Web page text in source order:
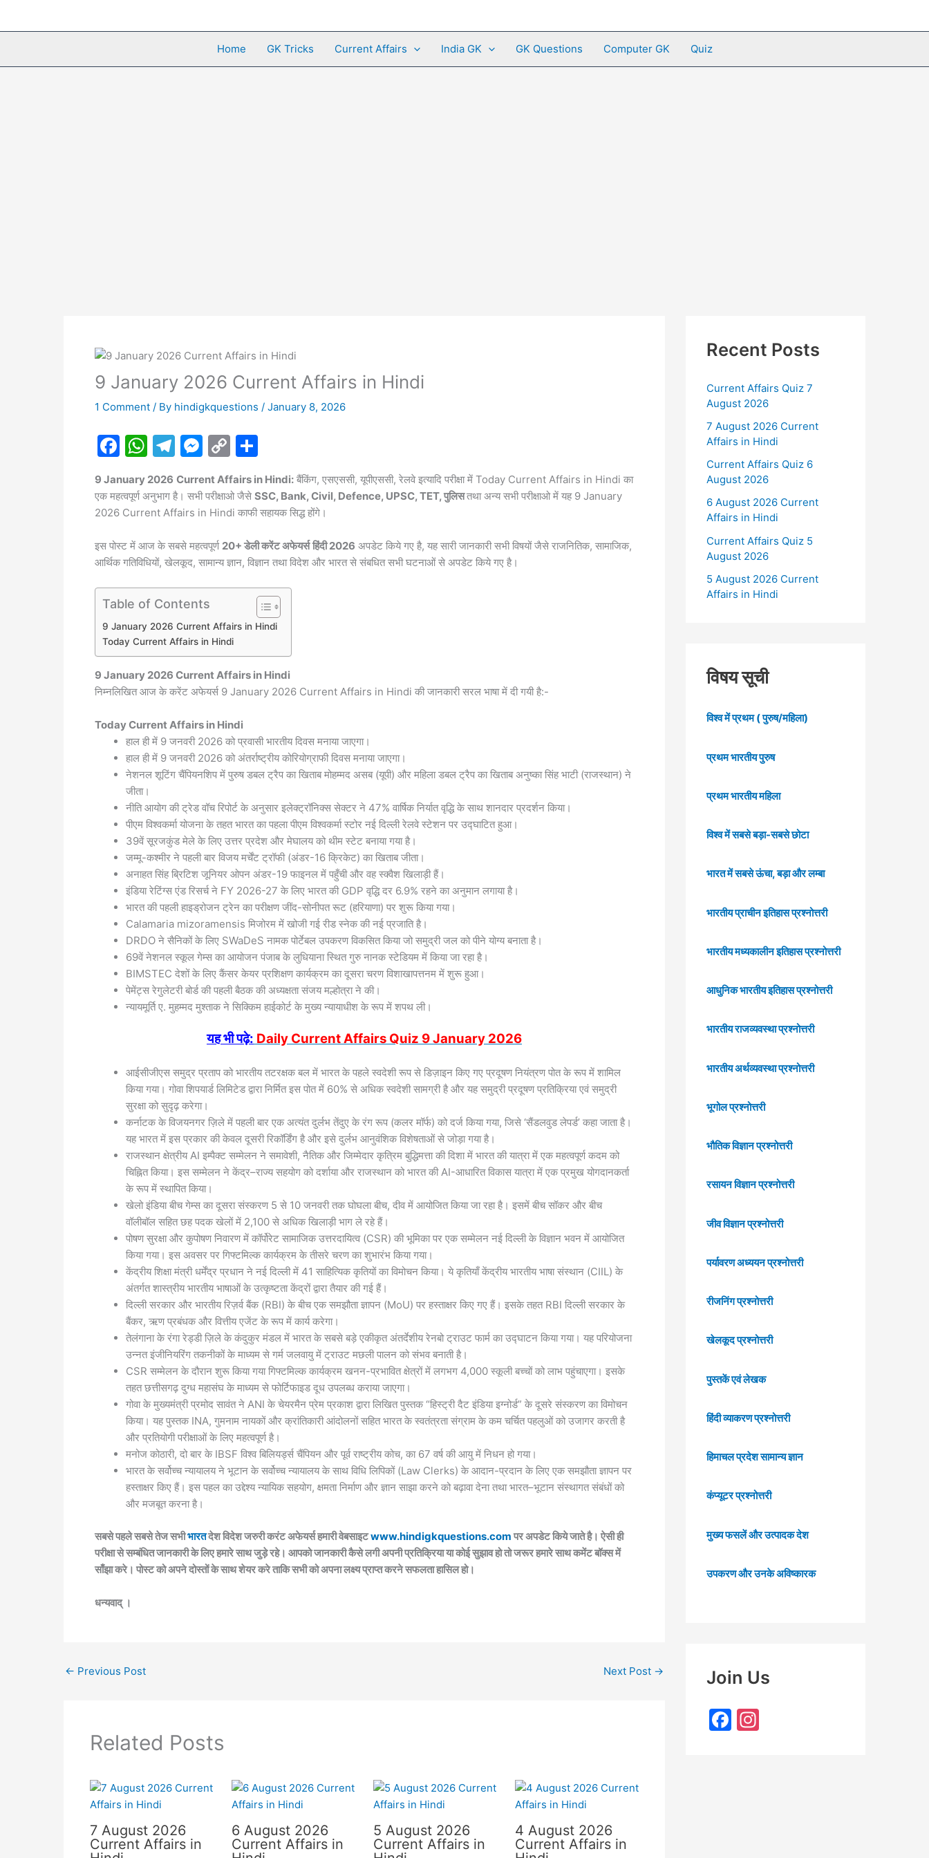
Home GK Tricks Current Affairs India GK GK Questions Computer GK Quiz
9 January 2026 Current Affairs in Hindi
1 Comment / By hindigkquestions / January 8, 2026
F
c
e
b
o
k
W
at
s
A
p
T
e
gr
a
m
M
s
s
n
er
C
o
p
y
Li
n
ar
e
9 January 2026 Current Affairs in Hindi: बैंकिंग, एसएससी, यूपीएससी, रेलवे इत्यादि परीक्षा में Today Current Affairs in Hindi का
एक महत्वपूर्ण अनुभाग है। सभी परीक्षाओ जैसे SSC, Bank, Civil, Defence, UPSC, TET, पुलिसतथा अन्य सभी परीक्षाओ में यह 9 January
2026 Current Affairs in Hindi काफी सहायक सिद्ध होंगे।
इस पोस्ट में आज के सबसे महत्वपूर्ण 20+ डेली करेंट अफेयर्स हिंदी 2026 अपडेट किये गए है, यह सारी जानकारी सभी विषयों जैसे राजनितिक, सामाजिक,
आर्थिक गतिविधियों, खेलकूद, सामान्य ज्ञान, विज्ञान तथा विदेश और भारत से संबधित सभी घटनाओं से अपडेट किये गए है।
Table of Contents
9 January 2026 Current Affairs in Hindi
Today Current Affairs in Hindi
9 January 2026 Current Affairs in Hindi
निम्नलिखित आज के करेंट अफेयर्स 9 January 2026 Current Affairs in Hindi की जानकारी सरल भाषा में दी गयी है:-
TodayCurrent Affairs in Hindi
हाल ही में 9 जनवरी 2026 को प्रवासी भारतीय दिवस मनाया जाएगा।
हाल ही में 9 जनवरी 2026 को अंतर्राष्ट्रीय कोरियोग्राफी दिवस मनाया जाएगा।
नेशनल शूटिंग चैंपियनशिप में पुरुष डबल ट्रैप का खिताब मोहम्मद असब (यूपी) और महिला डबल ट्रैप का खिताब अनुष्का सिंह भाटी (राजस्थान) ने
जीता।
नीति आयोग की ट्रेड वॉच रिपोर्ट के अनुसार इलेक्ट्रॉनिक्स सेक्टर ने 47% वार्षिक निर्यात वृद्धि के साथ शानदार प्रदर्शन किया।
पीएम विश्वकर्मा योजना के तहत भारत का पहला पीएम विश्वकर्मा स्टोर नई दिल्ली रेलवे स्टेशन पर उद्घाटित हुआ।
39वें सूरजकुंड मेले के लिए उत्तर प्रदेश और मेघालय को थीम स्टेट बनाया गया है।
जम्मू-कश्मीर ने पहली बार विजय मर्चेंट ट्रॉफी (अंडर-16 क्रिकेट) का खिताब जीता।
अनाहत सिंह ब्रिटिश जूनियर ओपन अंडर-19 फाइनल में पहुँची और वह स्क्वैश खिलाड़ी हैं।
इंडिया रेटिंग्स एंड रिसर्च ने FY 2026-27 के लिए भारत की GDP वृद्धि दर 6.9% रहने का अनुमान लगाया है।
भारत की पहली हाइड्रोजन ट्रेन का परीक्षण जींद-सोनीपत रूट (हरियाणा) पर शुरू किया गया।
Calamaria mizoramensis मिजोरम में खोजी गई रीड स्नेक की नई प्रजाति है।
DRDO ने सैनिकों के लिए SWaDeS नामक पोर्टेबल उपकरण विकसित किया जो समुद्री जल को पीने योग्य बनाता है।
69वें नेशनल स्कूल गेम्स का आयोजन पंजाब के लुधियाना स्थित गुरु नानक स्टेडियम में किया जा रहा है।
BIMSTEC देशों के लिए कैंसर केयर प्रशिक्षण कार्यक्रम का दूसरा चरण विशाखापत्तनम में शुरू हुआ।
पेमेंट्स रेगुलेटरी बोर्ड की पहली बैठक की अध्यक्षता संजय मल्होत्रा ने की।
न्यायमूर्ति ए. मुहम्मद मुश्ताक ने सिक्किम हाईकोर्ट के मुख्य न्यायाधीश के रूप में शपथ ली।
यह भी पढ़े: Daily Current Affairs Quiz 9 January 2026
आईसीजीएस समुद्र प्रताप को भारतीय तटरक्षक बल में भारत के पहले स्वदेशी रूप से डिज़ाइन किए गए प्रदूषण नियंत्रण पोत के रूप में शामिल
किया गया। गोवा शिपयार्ड लिमिटेड द्वारा निर्मित इस पोत में 60% से अधिक स्वदेशी सामग्री है और यह समुद्री प्रदूषण प्रतिक्रिया एवं समुद्री
सुरक्षा को सुदृढ़ करेगा।
कर्नाटक के विजयनगर ज़िले में पहली बार एक अत्यंत दुर्लभ तेंदुए के रंग रूप (कलर मॉर्फ) को दर्ज किया गया, जिसे ‘सैंडलवुड लेपर्ड’ कहा जाता है।
यह भारत में इस प्रकार की केवल दूसरी रिकॉर्डिंग है और इसे दुर्लभ आनुवंशिक विशेषताओं से जोड़ा गया है।
राजस्थान क्षेत्रीय AI इम्पैक्ट सम्मेलन ने समावेशी, नैतिक और जिम्मेदार कृत्रिम बुद्धिमत्ता की दिशा में भारत की यात्रा में एक महत्वपूर्ण कदम को
चिह्नित किया। इस सम्मेलन ने केंद्र–राज्य सहयोग को दर्शाया और राजस्थान को भारत की AI-आधारित विकास यात्रा में एक प्रमुख योगदानकर्ता
के रूप में स्थापित किया।
खेलो इंडिया बीच गेम्स का दूसरा संस्करण 5 से 10 जनवरी तक घोघला बीच, दीव में आयोजित किया जा रहा है। इसमें बीच सॉकर और बीच
वॉलीबॉल सहित छह पदक खेलों में 2,100 से अधिक खिलाड़ी भाग ले रहे हैं।
पोषण सुरक्षा और कुपोषण निवारण में कॉर्पोरेट सामाजिक उत्तरदायित्व (CSR) की भूमिका पर एक सम्मेलन नई दिल्ली के विज्ञान भवन में आयोजित
किया गया। इस अवसर पर गिफ्टमिल्क कार्यक्रम के तीसरे चरण का शुभारंभ किया गया।
केंद्रीय शिक्षा मंत्री धर्मेंद्र प्रधान ने नई दिल्ली में 41 साहित्यिक कृतियों का विमोचन किया। ये कृतियाँ केंद्रीय भारतीय भाषा संस्थान (CIIL) के
अंतर्गत शास्त्रीय भारतीय भाषाओं के उत्कृष्टता केंद्रों द्वारा तैयार की गई हैं।
दिल्ली सरकार और भारतीय रिज़र्व बैंक (RBI) के बीच एक समझौता ज्ञापन (MoU) पर हस्ताक्षर किए गए हैं। इसके तहत RBI दिल्ली सरकार के
बैंकर, ऋण प्रबंधक और वित्तीय एजेंट के रूप में कार्य करेगा।
तेलंगाना के रंगा रेड्डी ज़िले के कंदुकुर मंडल में भारत के सबसे बड़े एकीकृत अंतर्देशीय रेनबो ट्राउट फार्म का उद्घाटन किया गया। यह परियोजना
उन्नत इंजीनियरिंग तकनीकों के माध्यम से गर्म जलवायु में ट्राउट मछली पालन को संभव बनाती है।
CSR सम्मेलन के दौरान शुरू किया गया गिफ्टमिल्क कार्यक्रम खनन-प्रभावित क्षेत्रों में लगभग 4,000 स्कूली बच्चों को लाभ पहुंचाएगा। इसके
तहत छत्तीसगढ़ दुग्ध महासंघ के माध्यम से फोर्टिफाइड दूध उपलब्ध कराया जाएगा।
गोवा के मुख्यमंत्री प्रमोद सावंत ने ANI के चेयरमैन प्रेम प्रकाश द्वारा लिखित पुस्तक “हिस्ट्री दैट इंडिया इग्नोर्ड” के दूसरे संस्करण का विमोचन
किया। यह पुस्तक INA, गुमनाम नायकों और क्रांतिकारी आंदोलनों सहित भारत के स्वतंत्रता संग्राम के कम चर्चित पहलुओं को उजागर करती है
और प्रतियोगी परीक्षाओं के लिए महत्वपूर्ण है।
मनोज कोठारी, दो बार के IBSF विश्व बिलियर्ड्स चैंपियन और पूर्व राष्ट्रीय कोच, का 67 वर्ष की आयु में निधन हो गया।
भारत के सर्वोच्च न्यायालय ने भूटान के सर्वोच्च न्यायालय के साथ विधि लिपिकों (Law Clerks) के आदान-प्रदान के लिए एक समझौता ज्ञापन पर
हस्ताक्षर किए हैं। इस पहल का उद्देश्य न्यायिक सहयोग, क्षमता निर्माण और ज्ञान साझा करने को बढ़ावा देना तथा भारत–भूटान संस्थागत संबंधों को
और मजबूत करना है।
सबसे पहले सबसे तेज सभीभारतदेश विदेश जरुरी करंट अफेयर्स हमारी वेबसाइटwww.hindigkquestions.com पर अपडेट किये जाते है। ऐसी ही
परीक्षा से सम्बंधित जानकारी के लिए हमारे साथ जुड़े रहे। आपको जानकारी कैसे लगी अपनी प्रतिक्रिया या कोई सुझाव हो तो जरूर हमारे साथ कमेंट बॉक्स में
साँझा करे। पोस्ट को अपने दोस्तों के साथ शेयर करे ताकि सभी को अपना लक्ष्य प्राप्त करने सफलता हासिल हो।
धन्यवाद् ।
← Previous Post Next Post →
Related Posts
7 August 2026
Current Affairs in
6 August 2026
Current Affairs in
5 August 2026
Current Affairs in
4 August 2026
Current Affairs in
Recent Posts
Current Affairs Quiz 7
August 2026
7 August 2026 Current
Affairs in Hindi
Current Affairs Quiz 6
August 2026
6 August 2026 Current
Affairs in Hindi
Current Affairs Quiz 5
August 2026
5 August 2026 Current
Affairs in Hindi
विषय सूची
विश्व में प्रथम ( पुरुष/महिला)
प्रथम भारतीय पुरुष
प्रथम भारतीय महिला
विश्व में सबसे बड़ा-सबसे छोटा
भारत में सबसे ऊंचा, बड़ा और लम्बा
भारतीय प्राचीन इतिहास प्रश्नोत्तरी
भारतीय मध्यकालीन इतिहास प्रश्नोत्तरी
आधुनिक भारतीय इतिहास प्रश्नोत्तरी
भारतीय राजव्यवस्था प्रश्नोत्तरी
भारतीय अर्थव्यवस्था प्रश्नोत्तरी
भूगोल प्रश्नोत्तरी
भौतिक विज्ञान प्रश्नोत्तरी
रसायन विज्ञान प्रश्नोत्तरी
जीव विज्ञान प्रश्नोत्तरी
पर्यावरण अध्ययन प्रश्नोत्तरी
रीजनिंग प्रश्नोत्तरी
खेलकूद प्रश्नोत्तरी
पुस्तकें एवं लेखक
हिंदी व्याकरण प्रश्नोत्तरी
हिमाचल प्रदेश सामान्य ज्ञान
कंप्यूटर प्रश्नोत्तरी
मुख्य फसलें और उत्पादक देश
उपकरण और उनके अविष्कारक
Join Us
F